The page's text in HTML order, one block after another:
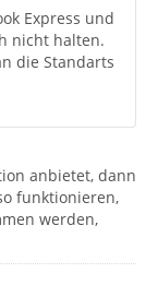
Express und
nicht halten.
die Standarts
anbietet, dann
funktionieren,
werden,